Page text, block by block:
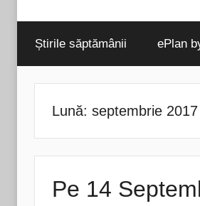
ul
GPeC
Știrile săptămânii ePlan
Lună: septembrie 2017
Pe 14